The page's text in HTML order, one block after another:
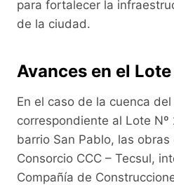
para fortalecer la
de la ciudad.
Avances en el Lote
En el caso de la cuenca
correspondiente al Lote
barrio San Pablo, las
Consorcio CCC – Tecsul,
Compañía de